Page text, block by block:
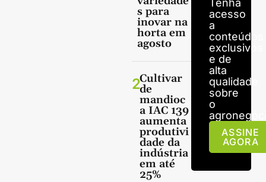
s para
inovar na
horta em
agosto
2Cultivar
de
mandioc
a IAC 139
aumenta
produtivi
dade da
indústria
em até
25%
Tenha
acesso
a
conteúdos
exclusivos
e de
alta
qualidade
sobre
o
ASSINE
AGORA